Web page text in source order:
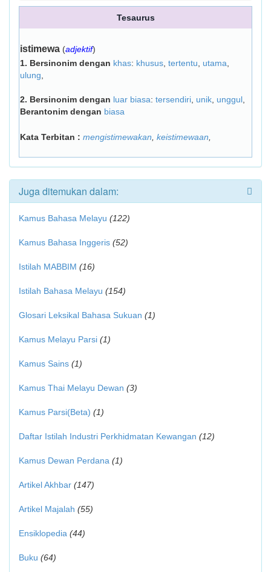
Tesaurus
istimewa (adjektif)
1. Bersinonim dengan khas: khusus tertentu utama
ulung
2. Bersinonim dengan luar biasa: tersendiri unik unggul
Berantonim dengan biasa
Kata Terbitan : mengistimewakan keistimewaan
Juga ditemukan dalam:
Kamus Bahasa Melayu (122)
Kamus Bahasa Inggeris (52)
Istilah MABBIM (16)
Istilah Bahasa Melayu (154)
Glosari Leksikal Bahasa Sukuan (1)
Kamus Melayu Parsi (1)
Kamus Sains (1)
Kamus Thai Melayu Dewan (3)
Kamus Parsi(Beta) (1)
Daftar Istilah Industri Perkhidmatan Kewangan (12)
Kamus Dewan Perdana (1)
Artikel Akhbar (147)
Artikel Majalah (55)
Ensiklopedia (44)
Buku (64)